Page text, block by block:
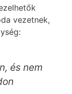
vezetnek,
és nem